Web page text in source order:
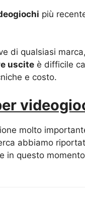
più
di qualsiasi
uscite è difficile
e costo.
molto
abbiamo
in questo